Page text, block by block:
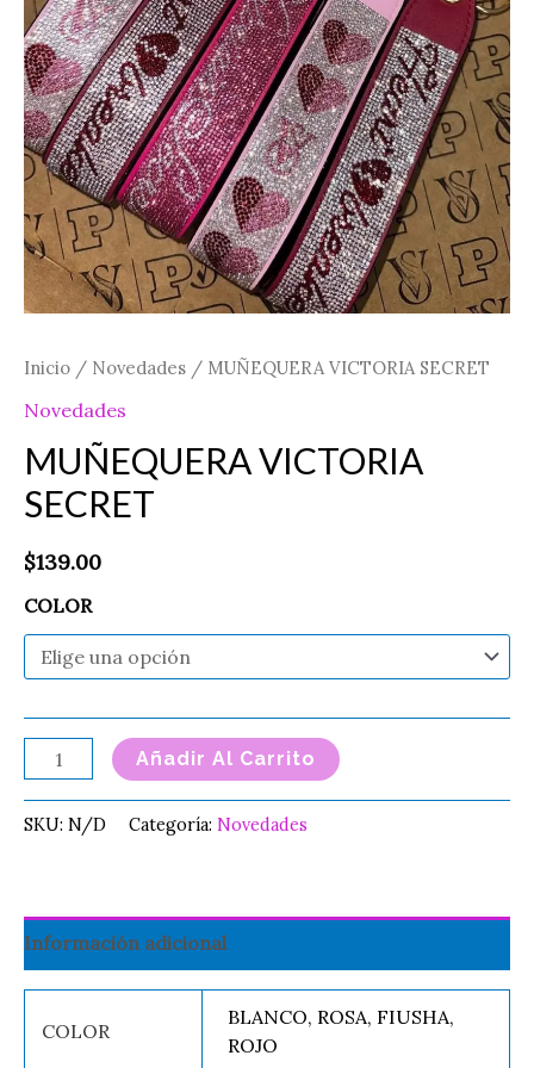
Inicio / Novedades / MUÑEQUERA VICTORIA SECRET
Novedades
MUÑEQUERA VICTORIA
SECRET
$139.00
COLOR
Añadir Al Carrito
SKU: N/D Categoría: Novedades
Información adicional
COLOR
BLANCO, ROSA, FIUSHA,
ROJO